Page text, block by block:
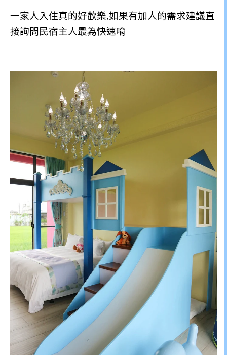
一家人入住真的好歡樂,如果有加人的需求建議直
接詢問民宿主人最為快速唷